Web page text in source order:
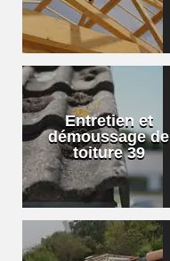
Entretien et
démoussage de
toiture 39